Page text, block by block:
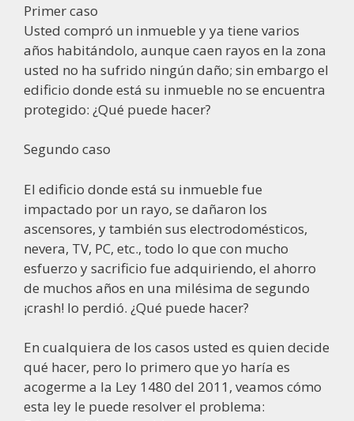
Primer caso
Usted compró un inmueble y ya tiene varios
años habitándolo, aunque caen rayos en la zona
usted no ha sufrido ningún daño; sin embargo el
edificio donde está su inmueble no se encuentra
protegido: ¿Qué puede hacer?
Segundo caso
El edificio donde está su inmueble fue
impactado por un rayo, se dañaron los
ascensores, y también sus electrodomésticos,
nevera, TV, PC, etc., todo lo que con mucho
esfuerzo y sacrificio fue adquiriendo, el ahorro
de muchos años en una milésima de segundo
¡crash! lo perdió. ¿Qué puede hacer?
En cualquiera de los casos usted es quien decide
qué hacer, pero lo primero que yo haría es
acogerme a la Ley 1480 del 2011, veamos cómo
esta ley le puede resolver el problema: